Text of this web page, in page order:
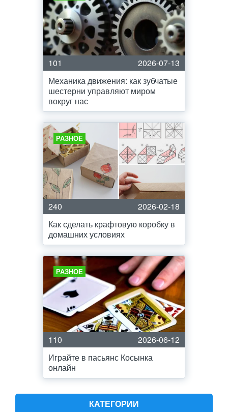
101
2026-07-13
Механика движения: как зубчатые
шестерни управляют миром
вокруг нас
РАЗНОЕ
240
2026-02-18
Как сделать крафтовую коробку в
домашних условиях
РАЗНОЕ
110
2026-06-12
Играйте в пасьянс Косынка
онлайн
КАТЕГОРИИ